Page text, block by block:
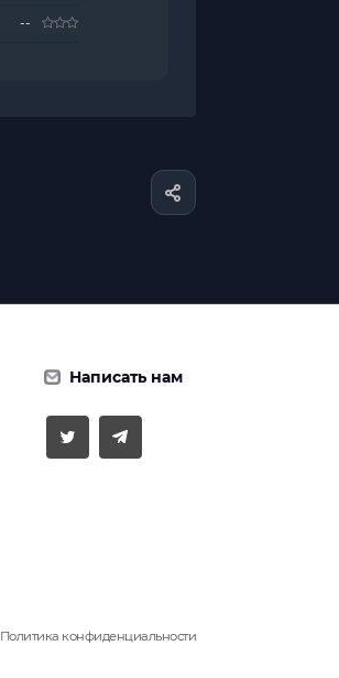
--
Написать нам
Политика конфиденциальности